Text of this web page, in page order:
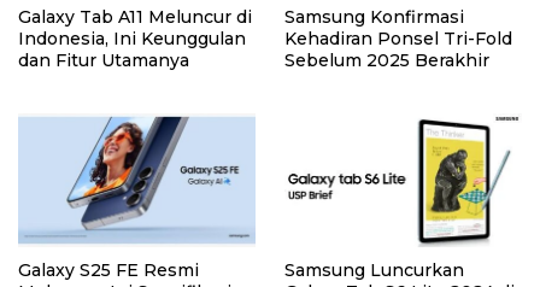
Galaxy Tab A11 Meluncur di
Indonesia, Ini Keunggulan
dan Fitur Utamanya
Samsung Konfirmasi
Kehadiran Ponsel Tri-Fold
Sebelum 2025 Berakhir
Galaxy S25 FE Resmi
Samsung Luncurkan